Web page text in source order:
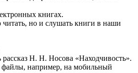
книгах.
но и слушать книги в наши
Н. Н. Носова «Находчивость».
файлы, например, на мобильный